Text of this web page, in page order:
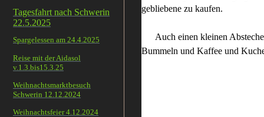
Tagesfahrt nach Schwerin
22.5.2025
Spargelessen am 24.4.2025
Reise mit der Aidasol
v.1.3.bis15.3.25
Weihnachtsmarktbesuch
Schwerin 12.12.2024
Weihnachtsfeier 4.12.2024
gebliebene zu kaufen.
Auch einen kleinen
Bummeln und Kaffee und